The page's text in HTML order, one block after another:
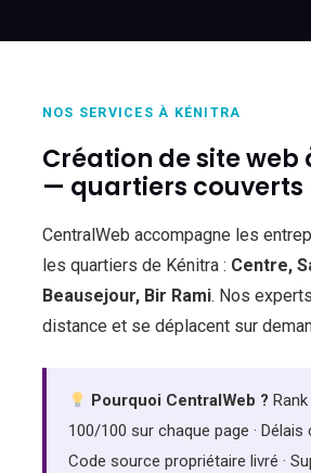
NOS SERVICES À KÉNITRA
Création de site web
— quartiers couverts
CentralWeb accompagne les
les quartiers de Kénitra : Centre,
Beausejour, Bir Rami. Nos
distance et se déplacent sur
Pourquoi CentralWeb ?
100/100 sur chaque page · Délais
Code source propriétaire livré ·